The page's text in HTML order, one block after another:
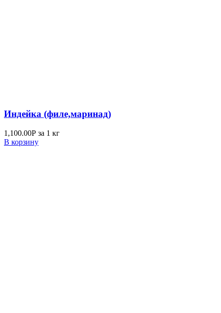
Индейка (филе,маринад)
1,100.00Р за 1 кг
В корзину